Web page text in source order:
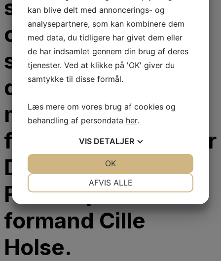
studerende steget
og har aldrig været
større. Det er godt,
da der er stor
mangel på
fodterapeuter, siger
Danske
Fodterapeuters
formand Cille
Holse.
kan blive delt med annoncerings- og
analysepartnere, som kan kombinere dem
med data, du tidligere har givet dem eller
de har indsamlet gennem din brug af deres
tjenester. Ved at klikke på 'OK' giver du
samtykke til disse formål.
Læs mere om vores brug af cookies og
behandling af persondata her.
VIS DETALJER
AFVIS ALLE
OK